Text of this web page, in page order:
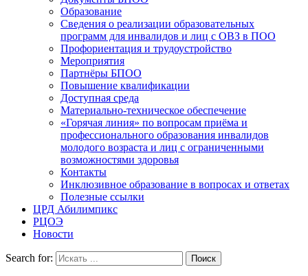
Образование
Сведения о реализации образовательных
программ для инвалидов и лиц с ОВЗ в ПОО
Профориентация и трудоустройство
Мероприятия
Партнёры БПОО
Повышение квалификации
Доступная среда
Материально-техническое обеспечение
«Горячая линия» по вопросам приёма и
профессионального образования инвалидов
молодого возраста и лиц с ограниченными
возможностями здоровья
Контакты
Инклюзивное образование в вопросах и ответах
Полезные ссылки
ЦРД Абилимпикс
РЦОЭ
Новости
Search for: